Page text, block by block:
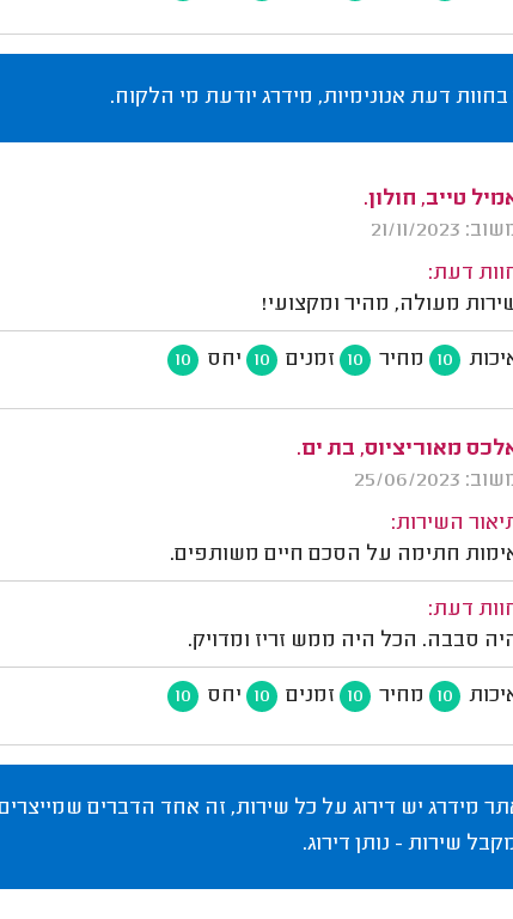
בחוות דעת אנונימיות, מידרג יודעת מי הלקוח.
טייב, חולון.
21/11/2023
דעת:
מעולה, מהיר ומקצועי!
10 מחיר 10 זמנים 10 יחס 10
מאוריציוס, בת ים.
25/06/2023
השירות:
חתימה על הסכם חיים משותפים.
דעת:
סבבה. הכל היה ממש זריז ומדויק.
10 מחיר 10 זמנים 10 יחס 10
מידרג יש דירוג על כל שירות, זה אחד הדברים
שירות - נותן דירוג.